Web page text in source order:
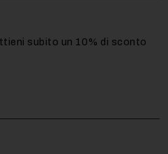
subito un 10% di sconto